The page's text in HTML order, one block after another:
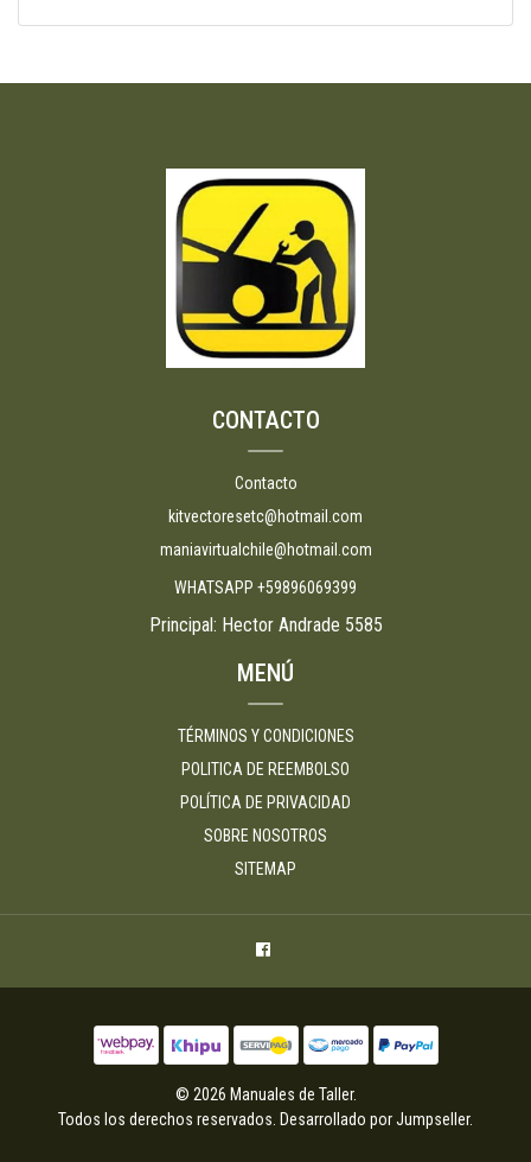
CONTACTO
Contacto
kitvectoresetc@hotmail.com
maniavirtualchile@hotmail.com
WHATSAPP +59896069399
Principal: Hector Andrade 5585
MENÚ
TÉRMINOS Y CONDICIONES
POLITICA DE REEMBOLSO
POLÍTICA DE PRIVACIDAD
SOBRE NOSOTROS
SITEMAP
© 2026 Manuales de Taller.
Todos los derechos reservados. Desarrollado por Jumpseller.